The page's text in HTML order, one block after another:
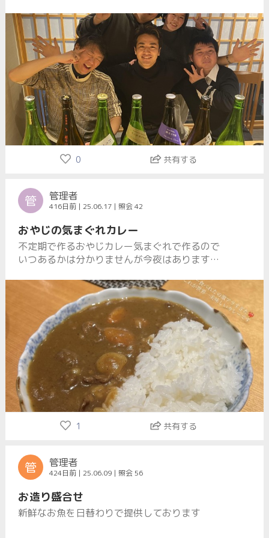
0 共有する
管 管理者
416日前 | 25.06.17 | 照会 42
おやじの気まぐれカレー
不定期で作るおやじカレー気まぐれで作るので
いつあるかは分かりませんが今夜はあります暑
も選べます
1 共有する
管 管理者
424日前 | 25.06.09 | 照会 56
お造り盛合せ
新鮮なお魚を日替わりで提供しております